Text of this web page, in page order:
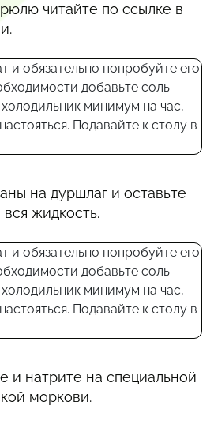
читайте по ссылке в
на дуршлаг и оставьте
вся жидкость.
и натрите на специальной
моркови.